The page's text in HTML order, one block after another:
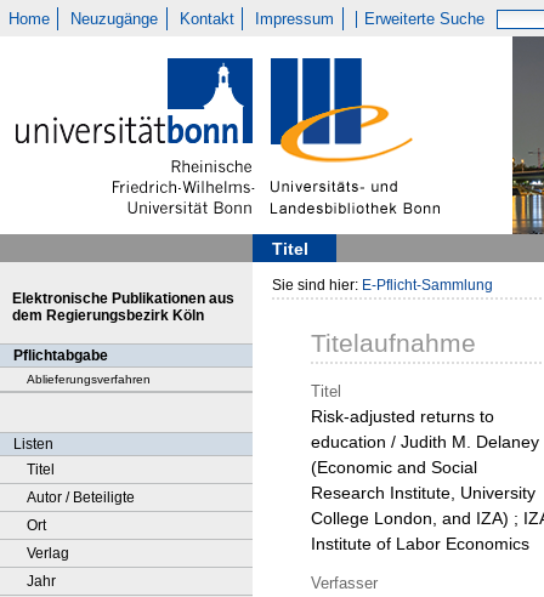
Home Neuzugänge Kontakt Impressum Erweiterte Suche
Titel
Elektronische Publikationen aus
dem Regierungsbezirk Köln
Pflichtabgabe
Ablieferungsverfahren
Listen
Titel
Autor / Beteiligte
Ort
Verlag
Jahr
Sie sind hier: E-Pflicht-Sammlung
Titelaufnahme
Titel
Risk-adjusted returns to
education / Judith M. Delaney
(Economic and Social
Research Institute, University
College London, and IZA) ;
Institute of Labor Economics
Verfasser